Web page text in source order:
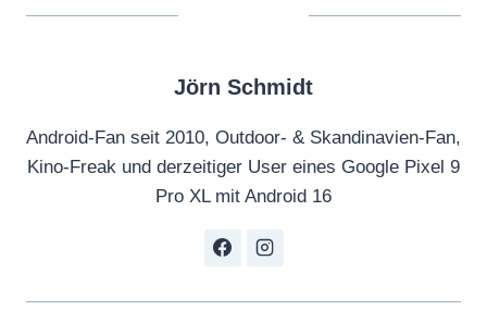
Jörn Schmidt
Android-Fan seit 2010, Outdoor- & Skandinavien-Fan,
Kino-Freak und derzeitiger User eines Google Pixel 9
Pro XL mit Android 16